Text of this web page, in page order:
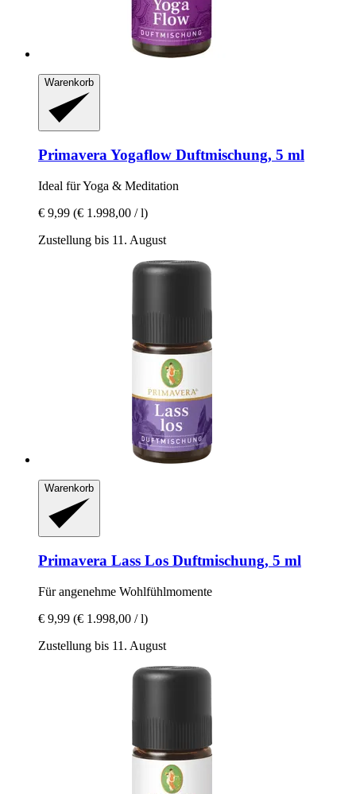
Warenkorb
Primavera Yogaflow Duftmischung, 5 ml
Ideal für Yoga & Meditation
€ 9,99 (€ 1.998,00 / l)
Zustellung bis 11. August
Warenkorb
Primavera Lass Los Duftmischung, 5 ml
Für angenehme Wohlfühlmomente
€ 9,99 (€ 1.998,00 / l)
Zustellung bis 11. August